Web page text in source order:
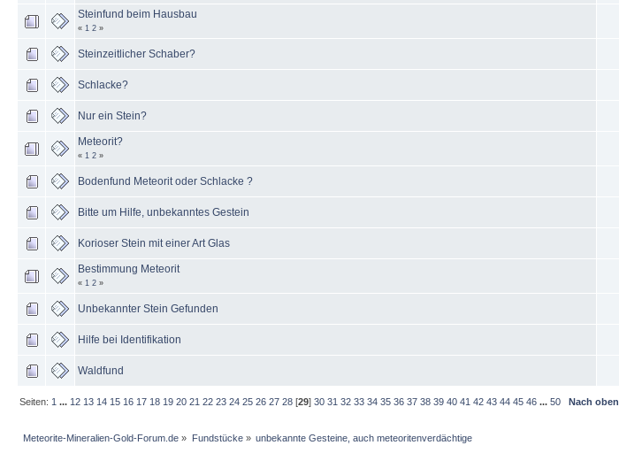
Steinfund beim Hausbau
« 1 2 »
Steinzeitlicher Schaber?
Schlacke?
Nur ein Stein?
Meteorit?
« 1 2 »
Bodenfund Meteorit oder Schlacke ?
Bitte um Hilfe, unbekanntes Gestein
Korioser Stein mit einer Art Glas
Bestimmung Meteorit
« 1 2 »
Unbekannter Stein Gefunden
Hilfe bei Identifikation
Waldfund
Seiten: 1 ... 12 13 14 15 16 17 18 19 20 21 22 23 24 25 26 27 28 [29]30 31 32 33 34 35 36 37 38 39 40 41 42 43 44 45 46 ...50 Nach oben
Meteorite-Mineralien-Gold-Forum.de » Fundstücke» unbekannte Gesteine, auch meteoritenverdächtige